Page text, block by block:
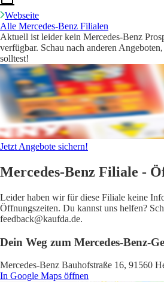
Webseite
Alle Mercedes-Benz Filialen
Aktuell ist leider kein Mercedes-Benz
verfügbar. Schau nach anderen
solltest!
Jetzt Angebote sichern!
Mercedes-Benz Filiale -
Leider haben wir für diese Filiale keine
Öffnungszeiten. Du kannst uns helfen?
feedback@kaufda.de.
Dein Weg zum Mercedes-Benz-
Mercedes-Benz Bauhofstraße 16, 91560
In Google Maps öffnen